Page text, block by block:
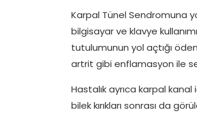
Karpal Tünel Sendromuna
bilgisayar ve klavye
tutulumunun yol açtığı
artrit gibi enflamasyon ile
Hastalık ayrıca karpal
bilek kırıkları sonrası da